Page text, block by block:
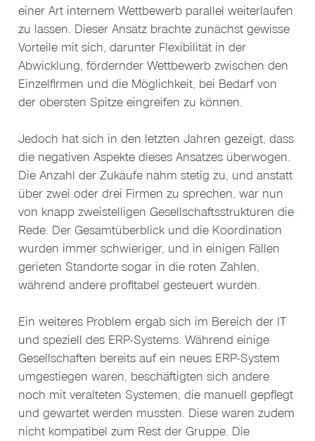
einer Art internem Wettbewerb parallel weiterlaufen
zu lassen. Dieser Ansatz brachte zunächst gewisse
Vorteile mit sich, darunter Flexibilität in der
Abwicklung, fördernder Wettbewerb zwischen den
Einzelfirmen und die Möglichkeit, bei Bedarf von
der obersten Spitze eingreifen zu können.
Jedoch hat sich in den letzten Jahren gezeigt, dass
die negativen Aspekte dieses Ansatzes überwogen.
Die Anzahl der Zukäufe nahm stetig zu, und anstatt
über zwei oder drei Firmen zu sprechen, war nun
von knapp zweistelligen Gesellschaftsstrukturen die
Rede. Der Gesamtüberblick und die Koordination
wurden immer schwieriger, und in einigen Fällen
gerieten Standorte sogar in die roten Zahlen,
während andere profitabel gesteuert wurden.
Ein weiteres Problem ergab sich im Bereich der IT
und speziell des ERP-Systems. Während einige
Gesellschaften bereits auf ein neues ERP-System
umgestiegen waren, beschäftigten sich andere
noch mit veralteten Systemen, die manuell gepflegt
und gewartet werden mussten. Diese waren zudem
nicht kompatibel zum Rest der Gruppe. Die